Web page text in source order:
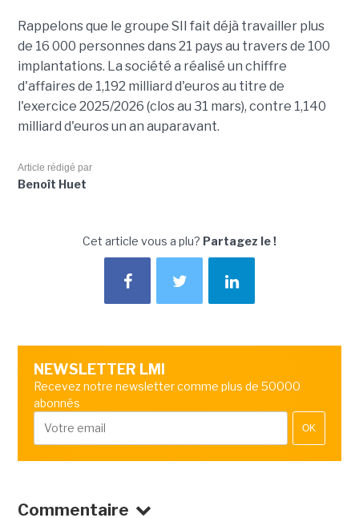
Rappelons que le groupe SII fait déjà travailler plus
de 16 000 personnes dans 21 pays au travers de 100
implantations. La société a réalisé un chiffre
d'affaires de 1,192 milliard d'euros au titre de
l'exercice 2025/2026 (clos au 31 mars), contre 1,140
milliard d'euros un an auparavant.
Article rédigé par
Benoît Huet
Cet article vous a plu? Partagez le !
NEWSLETTER LMI
Recevez notre newsletter comme plus de 50000
abonnés
OK
Commentaire